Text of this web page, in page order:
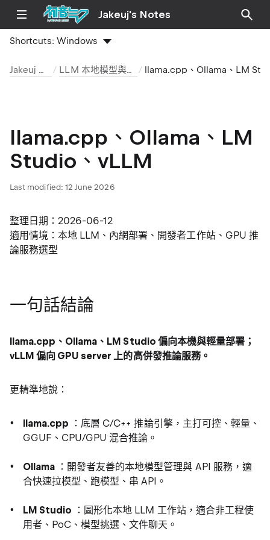
Jakeuj's Notes
Shortcuts:Windows
Jakeuj 筆記本 LLM 本地模型與推論筆記
llama.cpp、Ollama、LM
Studio、vLLM
Last modified: 12 June 2026
整理日期：2026-06-12
適用情境：本地 LLM、內網部署、開發者工作站、GPU 推
論服務選型
一句話結論
llama.cpp、Ollama、LM Studio 偏向本機與輕量部署；
vLLM 偏向 GPU server 上的高併發推論服務。
更精準地說：
llama.cpp ：底層 C/C++ 推論引擎，主打可控、輕量、
GGUF、CPU/GPU 混合推論。
Ollama ：開發者友善的本地模型管理與 API 服務，適
合快速拉模型、跑模型、串 API。
LM Studio ：圖形化本地 LLM 工作站，適合非工程使
用者、PoC、模型挑選、文件聊天。